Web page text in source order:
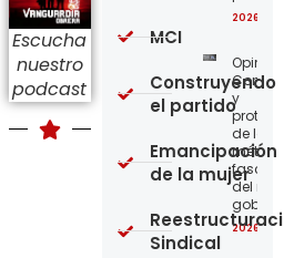
Escucha
nuestro
podcast
2026-
y
de los
del
2026-
MCI
Construyendo
el partido
Emancipación
de la mujer
Sindical